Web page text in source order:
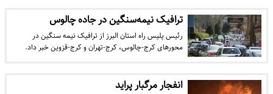
ترافیک نیمه‌سنگین در جاده چالوس
​رئیس پلیس راه استان البرز از ترافیک نیمه سنگین در
محورهای کرج-چالوس، کرج-تهران و کرج-قزوین خبر داد.
انفجار مرگبار پراید